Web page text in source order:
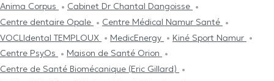
Anima Corpus
Cabinet Dr Chantal Dangoisse
Centre dentaire Opale
Centre Médical Namur Santé
VOCLIdental TEMPLOUX
MedicEnergy
Kiné Sport Namur
Centre PsyOs
Maison de Santé Orion
Centre de Santé Biomécanique (Eric Gillard)